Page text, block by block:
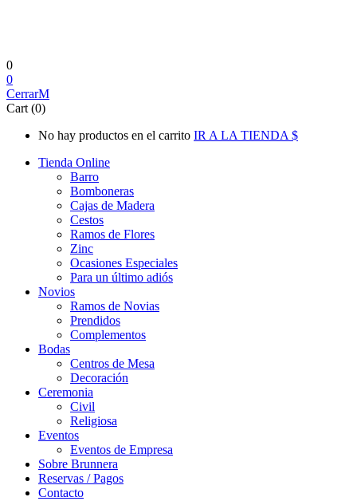
0
0
Cerrar
Cart (0)
No hay productos en el carrito IR A LA TIENDA
Tienda Online
Barro
Bomboneras
Cajas de Madera
Cestos
Ramos de Flores
Zinc
Ocasiones Especiales
Para un último adiós
Novios
Ramos de Novias
Prendidos
Complementos
Bodas
Centros de Mesa
Decoración
Ceremonia
Civil
Religiosa
Eventos
Eventos de Empresa
Sobre Brunnera
Reservas / Pagos
Contacto